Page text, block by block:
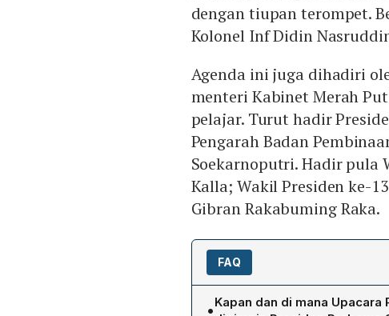
dengan tiupan terompet.
Kolonel Inf Didin
Agenda ini juga dihadiri
menteri Kabinet Merah
pelajar. Turut hadir
Pengarah Badan
Soekarnoputri. Hadir pula
Kalla; Wakil Presiden ke-
Gibran Rakabuming Raka.
FAQ
•Kapan dan di mana